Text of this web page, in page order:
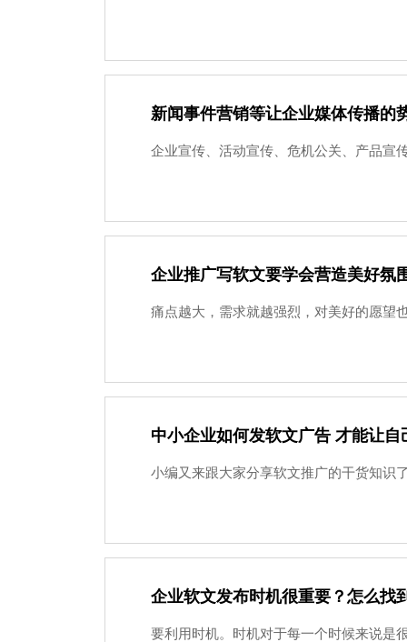
新闻事件营销等让企业媒体传播的
企业宣传、活动宣传、危机公关、产品宣
企业推广写软文要学会营造美好氛
痛点越大，需求就越强烈，对美好的愿望
中小企业如何发软文广告 才能让自
小编又来跟大家分享软文推广的干货知识
企业软文发布时机很重要？怎么找
要利用时机。时机对于每一个时候来说是